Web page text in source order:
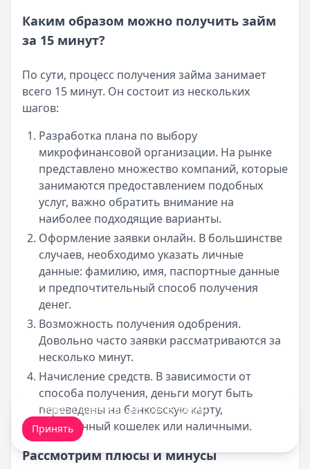
Каким образом можно получить займ
за 15 минут?
По сути, процесс получения займа занимает
всего 15 минут. Он состоит из нескольких
шагов:
Разработка плана по выбору
микрофинансовой организации. На рынке
представлено множество компаний, которые
занимаются предоставлением подобных
услуг, важно обратить внимание на
наиболее подходящие варианты.
Оформление заявки онлайн. В большинстве
случаев, необходимо указать личные
данные: фамилию, имя, паспортные данные
и предпочтительный способ получения
денег.
Возможность получения одобрения.
Довольно часто заявки рассматриваются за
несколько минут.
Начисление средств. В зависимости от
способа получения, деньги могут быть
переведены на банковскую карту,
электронный кошелек или наличными.
Рассмотрим плюсы и минусы
Мы обрабатываем ваши cookie-файлы.
Принять